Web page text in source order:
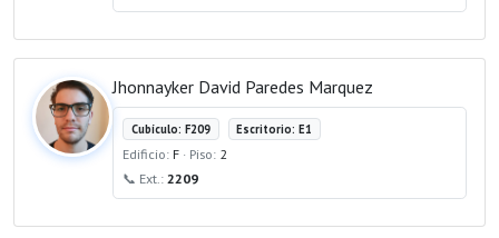
Jhonnayker David Paredes Marquez
Cubículo: F209 Escritorio: E1
Edificio: F · Piso: 2
📞 Ext.: 2209